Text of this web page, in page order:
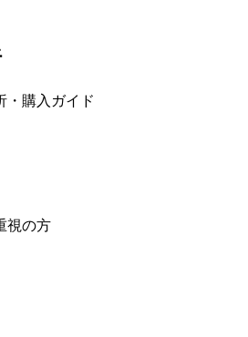
・購入ガイド
視の方